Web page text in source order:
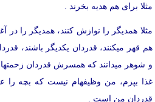
مثلا برای هم هدیه بخرند .
مثلا همدیگر را نوازش کنند، همدیگر را
هم قهر می­کنند، قدردان یکدیگر باشند،
و شوهر می­دانند که همسرش قدردان
غذا بپزم، من وظیفه­ام نیست که بچه
قدردان من است .